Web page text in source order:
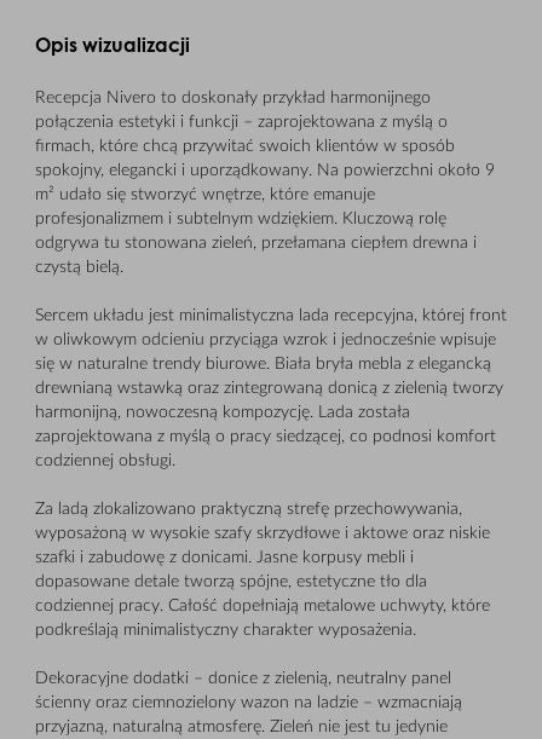
Opis wizualizacji
Recepcja Nivero to doskonały przykład harmonijnego
połączenia estetyki i funkcji – zaprojektowana z myślą o
firmach, które chcą przywitać swoich klientów w sposób
spokojny, elegancki i uporządkowany. Na powierzchni około 9
m² udało się stworzyć wnętrze, które emanuje
profesjonalizmem i subtelnym wdziękiem. Kluczową rolę
odgrywa tu stonowana zieleń, przełamana ciepłem drewna i
czystą bielą.
Sercem układu jest minimalistyczna lada recepcyjna, której front
w oliwkowym odcieniu przyciąga wzrok i jednocześnie wpisuje
się w naturalne trendy biurowe. Biała bryła mebla z elegancką
drewnianą wstawką oraz zintegrowaną donicą z zielenią tworzy
harmonijną, nowoczesną kompozycję. Lada została
zaprojektowana z myślą o pracy siedzącej, co podnosi komfort
codziennej obsługi.
Za ladą zlokalizowano praktyczną strefę przechowywania,
wyposażoną w wysokie szafy skrzydłowe i aktowe oraz niskie
szafki i zabudowę z donicami. Jasne korpusy mebli i
dopasowane detale tworzą spójne, estetyczne tło dla
codziennej pracy. Całość dopełniają metalowe uchwyty, które
podkreślają minimalistyczny charakter wyposażenia.
Dekoracyjne dodatki – donice z zielenią, neutralny panel
ścienny oraz ciemnozielony wazon na ladzie – wzmacniają
przyjazną, naturalną atmosferę. Zieleń nie jest tu jedynie